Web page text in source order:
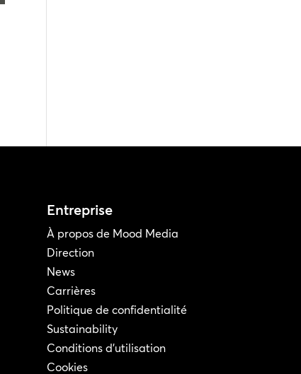
Entreprise
À propos de Mood Media
Direction
News
Carrières
Politique de confidentialité
Sustainability
Conditions d'utilisation
Cookies